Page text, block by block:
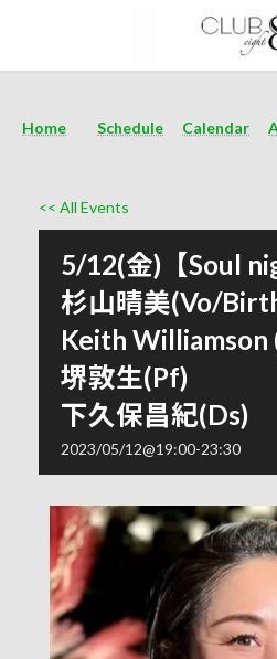
Home Schedule Calendar
<< All Events
5/12(金)【Soul
杉山晴美(Vo/
Keith Williamson
堺敦生(Pf)
下久保昌紀(Ds)
2023/05/12@19:00-23:30